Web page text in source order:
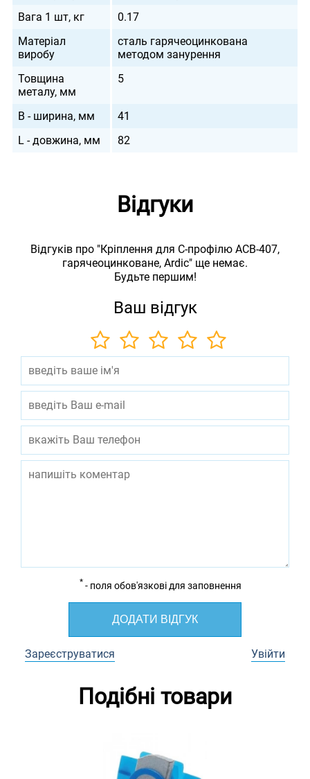
Вага 1 шт, кг
0.17
Матеріал
виробу
сталь гарячеоцинкована
методом занурення
Товщина
металу, мм
5
B - ширина, мм
41
L - довжина, мм
82
Відгуки
Відгуків про "Кріплення для С-профілю ACB-407,
гарячеоцинковане, Ardic" ще немає.
Будьте першим!
Ваш відгук
* - поля обов'язкові для заповнення
ДОДАТИ ВІДГУК
Зареєструватися Увійти
Подібні товари